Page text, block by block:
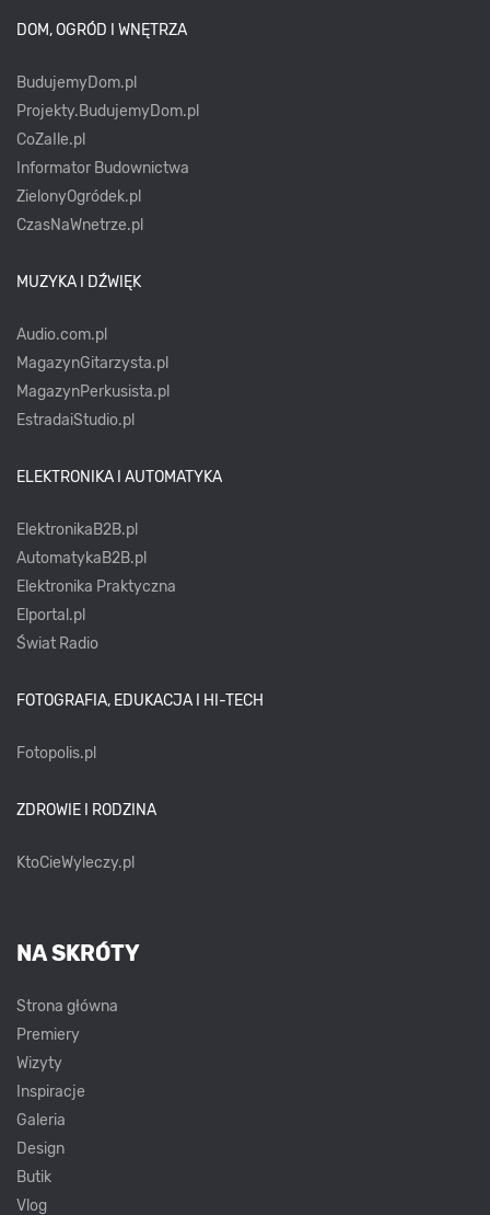
DOM, OGRÓD I WNĘTRZA
BudujemyDom.pl
Projekty.BudujemyDom.pl
CoZaIle.pl
Informator Budownictwa
ZielonyOgródek.pl
CzasNaWnetrze.pl
MUZYKA I DŹWIĘK
Audio.com.pl
MagazynGitarzysta.pl
MagazynPerkusista.pl
EstradaiStudio.pl
ELEKTRONIKA I AUTOMATYKA
ElektronikaB2B.pl
AutomatykaB2B.pl
Elektronika Praktyczna
Elportal.pl
Świat Radio
FOTOGRAFIA, EDUKACJA I HI-TECH
Fotopolis.pl
ZDROWIE I RODZINA
KtoCieWyleczy.pl
NA SKRÓTY
Strona główna
Premiery
Wizyty
Inspiracje
Galeria
Design
Butik
Vlog